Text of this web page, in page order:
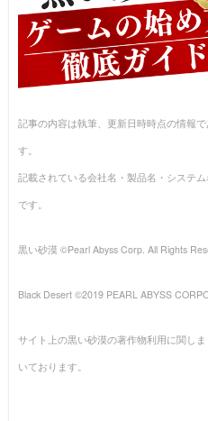
記事の内容は執筆、更新日時時点の情報
す。
記載されている会社名・製品名・システ
です。
黒い砂漠 ©Pearl Abyss Corp. All Rights
Black Desert ©2019 PEARL ABYSS
サイト上の黒い砂漠の著作物利用に関し
いております。